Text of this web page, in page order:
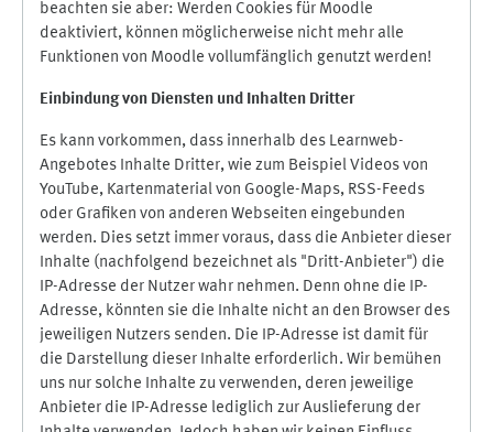
beachten sie aber: Werden Cookies für Moodle
deaktiviert, können möglicherweise nicht mehr alle
Funktionen von Moodle vollumfänglich genutzt werden!
Einbindung von Diensten und Inhalten Dritter
Es kann vorkommen, dass innerhalb des Learnweb-
Angebotes Inhalte Dritter, wie zum Beispiel Videos von
YouTube, Kartenmaterial von Google-Maps, RSS-Feeds
oder Grafiken von anderen Webseiten eingebunden
werden. Dies setzt immer voraus, dass die Anbieter dieser
Inhalte (nachfolgend bezeichnet als "Dritt-Anbieter") die
IP-Adresse der Nutzer wahr nehmen. Denn ohne die IP-
Adresse, könnten sie die Inhalte nicht an den Browser des
jeweiligen Nutzers senden. Die IP-Adresse ist damit für
die Darstellung dieser Inhalte erforderlich. Wir bemühen
uns nur solche Inhalte zu verwenden, deren jeweilige
Anbieter die IP-Adresse lediglich zur Auslieferung der